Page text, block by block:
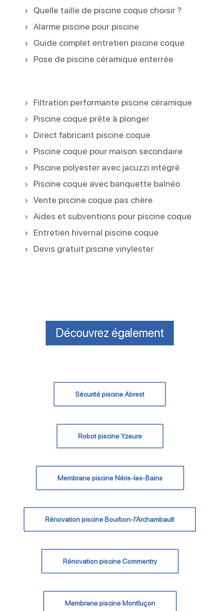
Quelle taille de piscine coque choisir ?
Alarme piscine pour piscine
Guide complet entretien piscine coque
Pose de piscine céramique enterrée
Filtration performante piscine céramique
Piscine coque prête à plonger
Direct fabricant piscine coque
Piscine coque pour maison secondaire
Piscine polyester avec jacuzzi intégré
Piscine coque avec banquette balnéo
Vente piscine coque pas chère
Aides et subventions pour piscine coque
Entretien hivernal piscine coque
Devis gratuit piscine vinylester
Découvrez également
Sécurité piscine Abrest
Robot piscine Yzeure
Membrane piscine Néris-les-Bains
Rénovation piscine Bourbon-l'Archambault
Rénovation piscine Commentry
Membrane piscine Montluçon